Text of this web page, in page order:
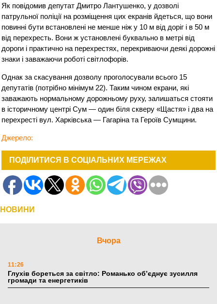
Як повідомив депутат Дмитро Лантушенко, у дозволі
патрульної поліції на розміщення цих екранів йдеться, що вони
повинні бути встановлені не менше ніж у 10 м від доріг і в 50 м
від перехресть. Вони ж установлені буквально в метрі від
дороги і практично на перехрестях, перекриваючи деякі дорожні
знаки і заважаючи роботі світлофорів.
Однак за скасування дозволу проголосували всього 15
депутатів (потрібно мінімум 22). Таким чином екрани, які
заважають нормальному дорожньому руху, залишаться стояти
в історичному центрі Сум — один біля скверу «Щастя» і два на
перехресті вул. Харківська — Гагаріна та Героїв Сумщини.
Джерело:
ПОДІЛИТИСЯ В СОЦІАЛЬНИХ МЕРЕЖАХ
НОВИНИ
Вчора
11:26
Глухів бореться за світло: Романько об’єднує зусилля
громади та енергетиків